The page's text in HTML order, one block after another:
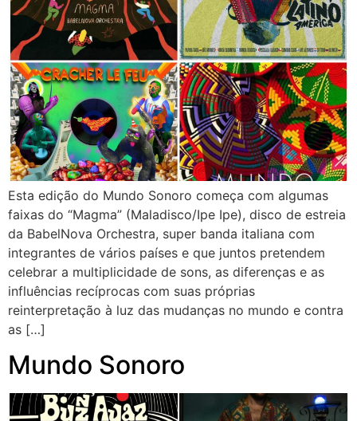
Esta edição do Mundo Sonoro começa com algumas
faixas do “Magma” (Maladisco/Ipe Ipe), disco de estreia
da BabelNova Orchestra, super banda italiana com
integrantes de vários países e que juntos pretendem
celebrar a multiplicidade de sons, as diferenças e as
influências recíprocas com suas próprias
reinterpretação à luz das mudanças no mundo e contra
as […]
Mundo Sonoro